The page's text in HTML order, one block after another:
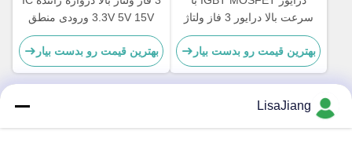
سرعت بالا درایور 3 فاز ولتاژ
بالا درایور دروازه
بهترین قیمت رو بدست بیار
3.3V 5V 15V ورودی منطق
سازگار ساخته شده در زمان
خاموش
بهترین قیمت رو بدست بیار
LisaJiang